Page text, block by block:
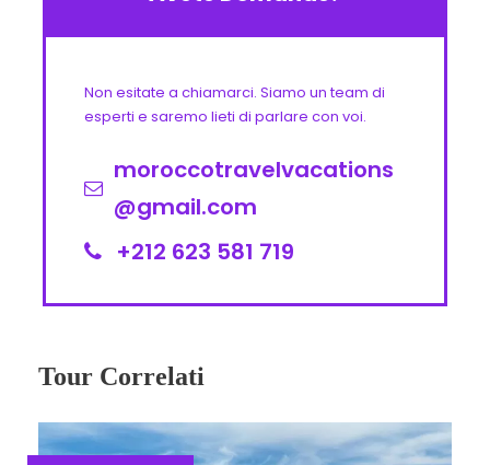
Non esitate a chiamarci. Siamo un team di
esperti e saremo lieti di parlare con voi.
moroccotravelvacations
@gmail.com
+212 623 581 719
Tour Correlati